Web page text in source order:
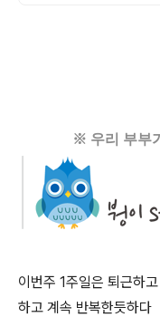
※ 우리 부부
이번주 1주일은 퇴근하
하고 계속 반복한듯하다